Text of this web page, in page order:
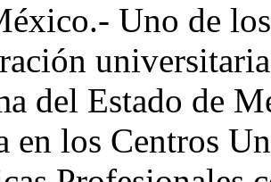
Uno de
del Estado de
en los Centros